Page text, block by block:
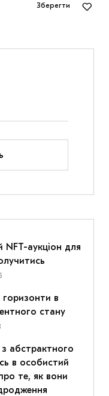
Зберегти
NFT-аукціон для
горизонти в
стану
з абстрактного
в особистий
те, як вони